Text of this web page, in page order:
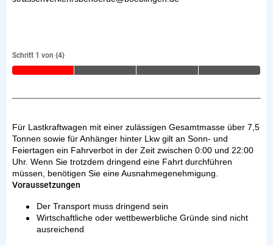
Schritt 1 von {4}
Für Lastkraftwagen mit einer zulässigen Gesamtmasse über 7,5
Tonnen sowie für Anhänger hinter Lkw gilt an Sonn- und
Feiertagen ein Fahrverbot in der Zeit zwischen 0:00 und 22:00
Uhr. Wenn Sie trotzdem dringend eine Fahrt durchführen
müssen, benötigen Sie eine Ausnahmegenehmigung.
Voraussetzungen
Der Transport muss dringend sein
Wirtschaftliche oder wettbewerbliche Gründe sind nicht
ausreichend